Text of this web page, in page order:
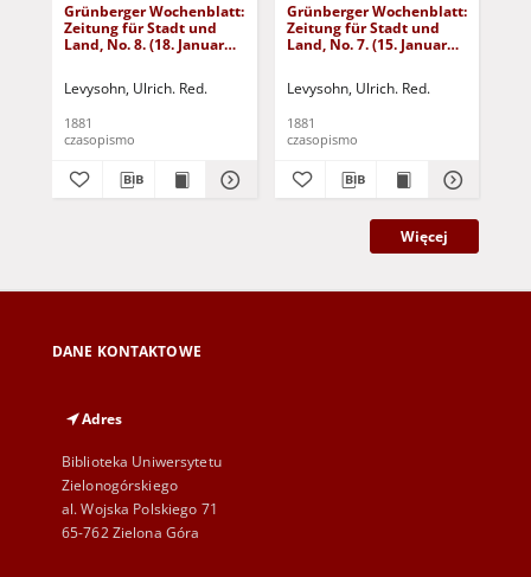
Grünberger Wochenblatt:
Zeitung für Stadt und
Land, No. 8. (18. Januar
Levysohn, Ulrich. Red.
1881
czasopismo
Grünberger Wochenblatt:
Zeitung für Stadt und
Land, No. 7. (15. Januar
Levysohn, Ulrich. Red.
1881
czasopismo
Więcej
DANE KONTAKTOWE
Adres
Biblioteka Uniwersytetu
Zielonogórskiego
al. Wojska Polskiego 71
65-762 Zielona Góra